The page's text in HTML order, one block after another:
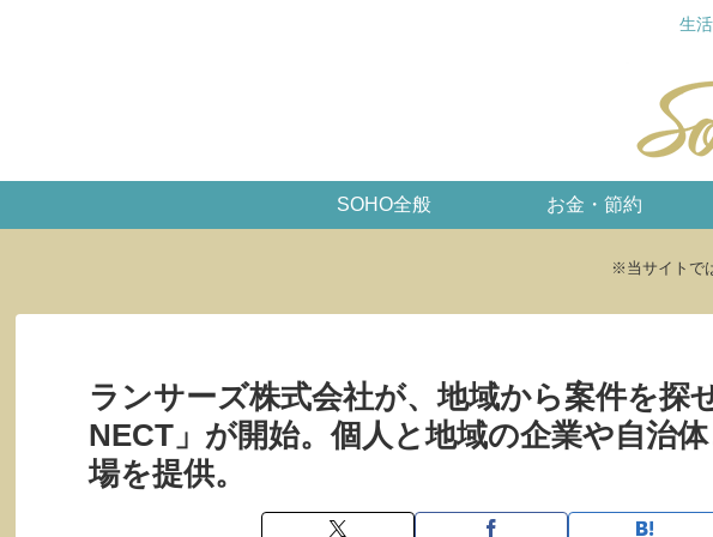
生
SOHO全般 お金・節約
※当サイトで
ランサーズ株式会社が、地域から案件を探
NECT」が開始。個人と地域の企業や自治
場を提供。